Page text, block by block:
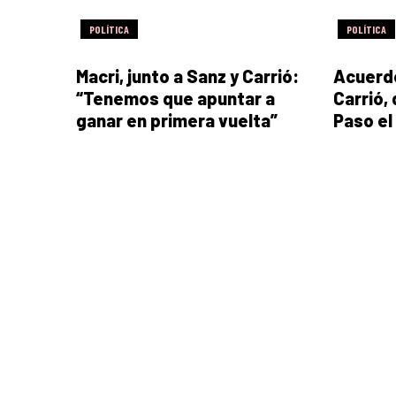
POLÍTICA
Macri, junto a Sanz y Carrió:
“Tenemos que apuntar a
ganar en primera vuelta”
POLÍTICA
Carrió,
Paso